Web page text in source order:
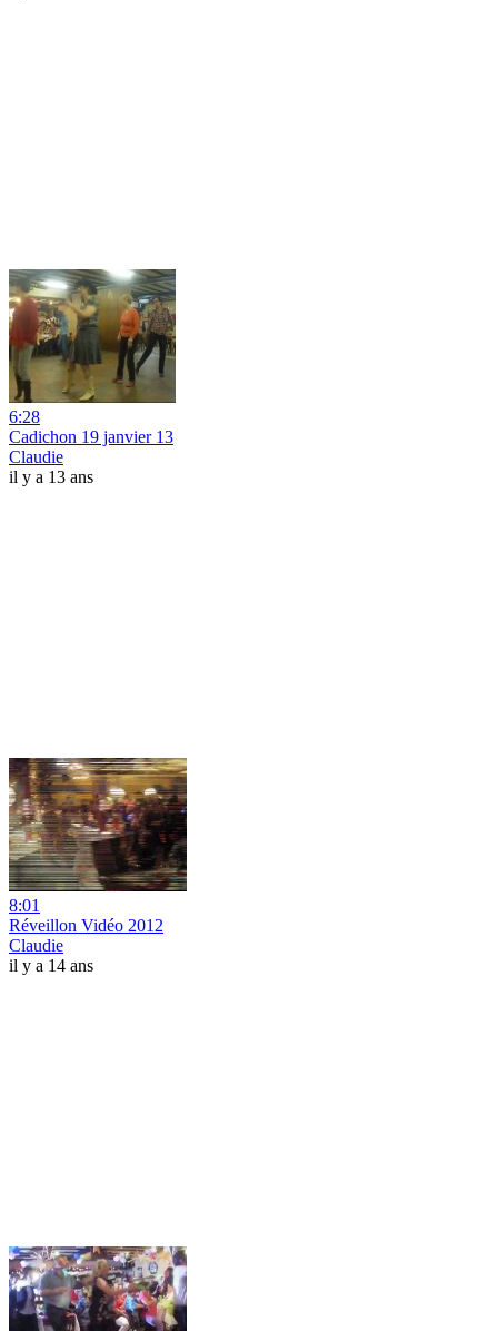
6:28
Cadichon 19 janvier 13
Claudie
il y a 13 ans
8:01
Réveillon Vidéo 2012
Claudie
il y a 14 ans